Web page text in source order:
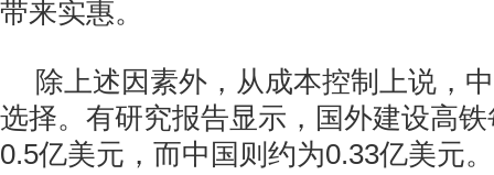
带来实惠。
除上述因素外，从成本控制上说，
选择。有研究报告显示，国外建设高
0.5亿美元，而中国则约为0.33亿美元